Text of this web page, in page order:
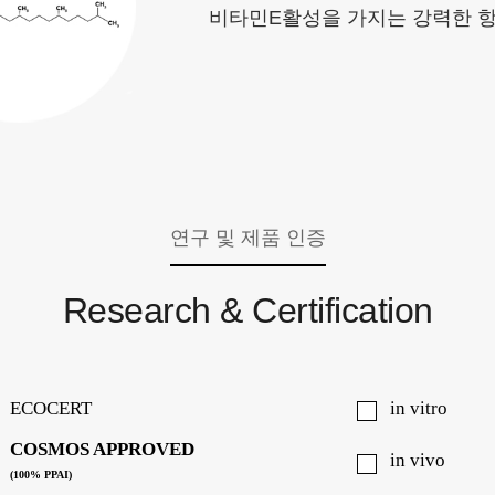
비타민E활성을 가지는 강력한
연구 및 제품 인증
Research & Certification
ECOCERT
in vitro
COSMOS APPROVED
(100% PPAI)
in vivo